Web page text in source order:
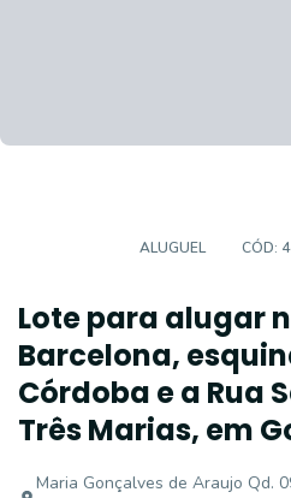
ALUGUEL CÓD:
Lote para alugar
Barcelona,
Córdoba e a Rua
Três Marias, em
Maria Gonçalves de Araujo Qd.